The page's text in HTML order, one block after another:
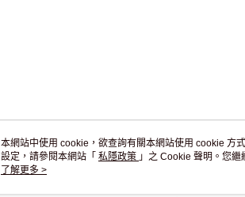
關於我們
本網站中使用 cookie，欲查詢有關本網站使用 cookie 方
設定，請參閱本網站「 私隱政策 」之 Cookie 聲明。您
用 cookie。
了解更多 >